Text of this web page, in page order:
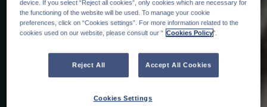
device. If you select “Reject all cookies”, only cookies which are necessary for
the functioning of the website will be used. To manage your cookie
preferences, click on “Cookies settings”. For more information related to the
cookies used on our website, please consult our “ Cookies Policy".
Reject All Accept All Cookies
Cookies Settings